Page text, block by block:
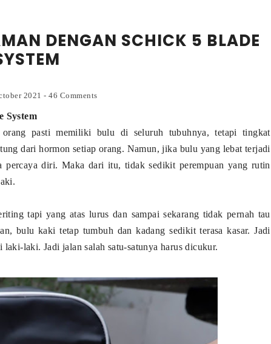
DENGAN SCHICK 5 BLADE
2021 - 46 Comments
System
pasti memiliki bulu di seluruh tubuhnya, tetapi tingkat
dari hormon setiap orang. Namun, jika bulu yang lebat terjadi
percaya diri. Maka dari itu, tidak sedikit perempuan yang rutin
tapi yang atas lurus dan sampai sekarang tidak pernah tau
bulu kaki tetap tumbuh dan kadang sedikit terasa kasar. Jadi
laki. Jadi jalan salah satu-satunya harus dicukur.